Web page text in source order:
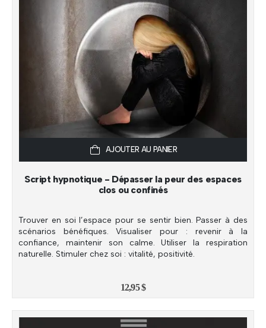
AJOUTER AU PANIER
Script hypnotique - Dépasser la peur des espaces
clos ou confinés
Trouver en soi l’espace pour se sentir bien. Passer à des
scénarios bénéfiques. Visualiser pour : revenir à la
confiance, maintenir son calme. Utiliser la respiration
naturelle. Stimuler chez soi : vitalité, positivité.
12,95$